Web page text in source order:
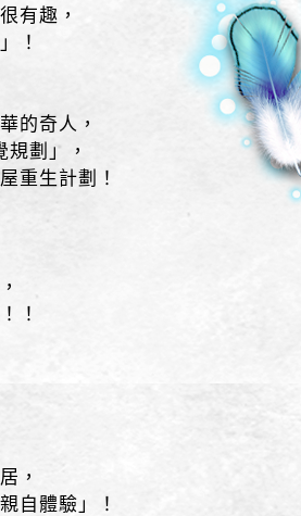
有趣，
！
的奇人，
劃」，
重生計劃！
！
，
自體驗」！